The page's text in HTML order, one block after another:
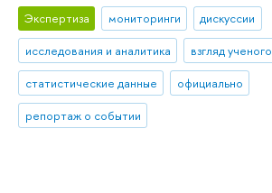
Экспертиза мониторинги
дискуссии
исследования и аналитика
взгляд ученого
статистические данные
официально
репортаж о событии